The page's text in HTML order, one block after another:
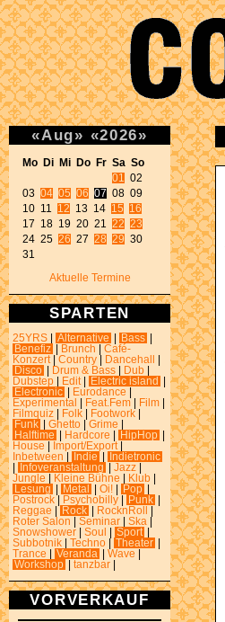
«Aug» «2026»
Mo Di Mi Do Fr Sa So
01
02
03 04 05 06 07 08 09
10 11 12 13 14 15
16
17 18 19 20 21 22 23
24 25 26 27 28 29 30
31
Aktuelle Termine
SPARTEN
25YRS Alternative Bass
Benefiz
Brunch
Café-
Konzert
Country Dancehall
Disco
Drum & Bass Dub
Dubstep
Edit Electric island
Electronic
Eurodance
Experimental
Feat.Fem Film
Filmquiz
Folk Footwork
Funk
Ghetto Grime
Halftime
Hardcore HipHop
House
Import/Export
Inbetween
Indie
Indietronic
Infoveranstaltung Jazz
Jungle
Kleine Bühne Klub
Lesung
Metal Oi! Pop
Postrock
Psychobilly Punk
Reggae
Rock RocknRoll
Roter Salon
Seminar Ska
Snowshower
Soul Sport
Subbotnik
Techno Theater
Trance
Veranda Wave
Workshop
tanzbar
VORVERKAUF